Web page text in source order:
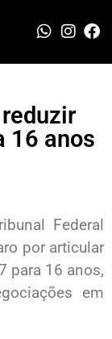
16 anos
Federal
por articular
para 16 anos,
em